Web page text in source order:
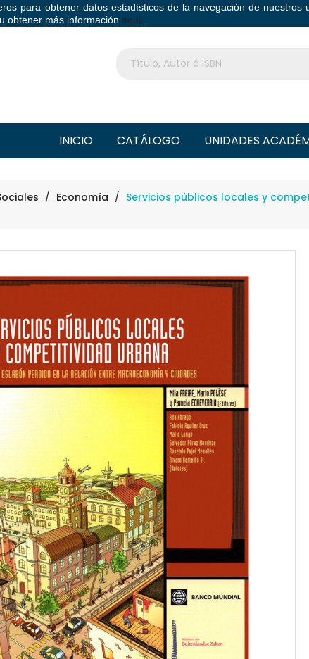
para obtener datos estadísticos de la navegación de
obtener más información aquí
INICIO CATÁLOGO UNIDADES
Economía
Servicios públicos locales y